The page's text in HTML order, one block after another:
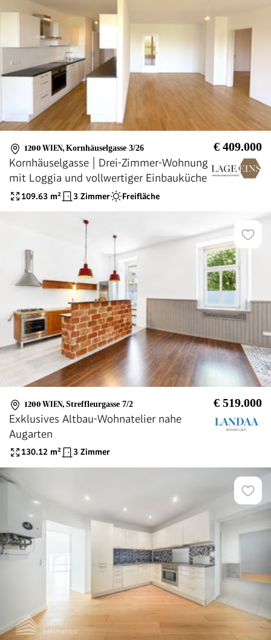
1200 WIEN, Kornhäuselgasse 3/26 € 409.000
Kornhäuselgasse | Drei-Zimmer-Wohnung
mit Loggia und vollwertiger Einbauküche
109.63 m² 3 Zimmer Freifläche
1200 WIEN, Streffleurgasse 7/2 € 519.000
Exklusives Altbau-Wohnatelier nahe
Augarten
130.12 m² 3 Zimmer